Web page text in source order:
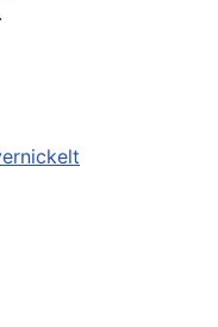
Coleman Northstar